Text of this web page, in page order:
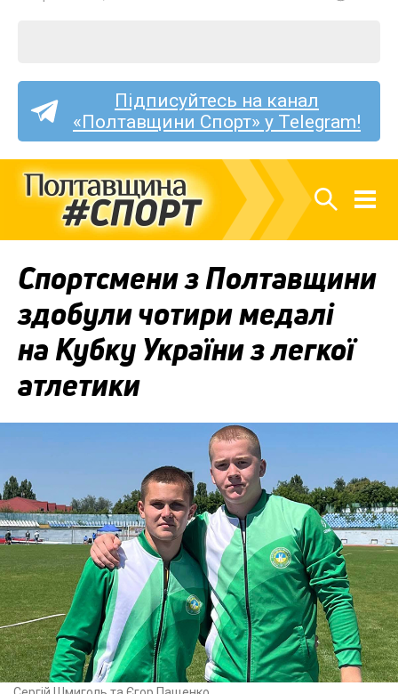
Підписуйтесь на канал
«Полтавщини Спорт» у Telegram!
Спортсмени з Полтавщини
здобули чотири медалі
на Кубку України з легкої
атлетики